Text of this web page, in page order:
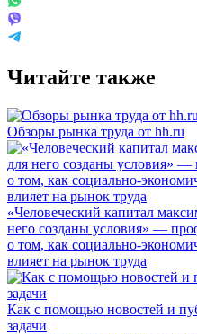
Читайте также
Обзоры рынка труда от hh.ru
«Человеческий капитал
него созданы условия» —
о том, как социально-
влияет на рынок труда
Как с помощью новостей и
задачи